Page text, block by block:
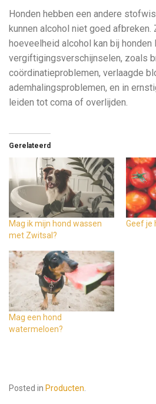
Honden hebben een andere
kunnen alcohol niet goed
hoeveelheid alcohol kan bij honden
vergiftigingsverschijnselen, zoals
coördinatieproblemen, verlaagde
ademhalingsproblemen, en in
leiden tot coma of overlijden.
Gerelateerd
Mag ik mijn hond wassen
met Zwitsal?
Geef je
Mag een hond
watermeloen?
Posted in Producten